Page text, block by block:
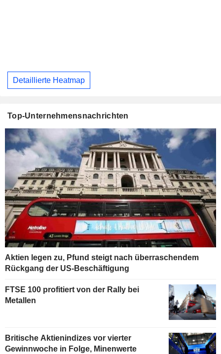
Detaillierte Heatmap
Top-Unternehmensnachrichten
Aktien legen zu, Pfund steigt nach überraschendem
Rückgang der US-Beschäftigung
FTSE 100 profitiert von der Rally bei
Metallen
Britische Aktienindizes vor vierter
Gewinnwoche in Folge, Minenwerte